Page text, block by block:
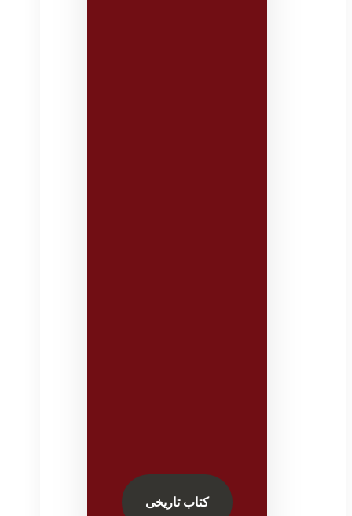
کتاب تاریخی